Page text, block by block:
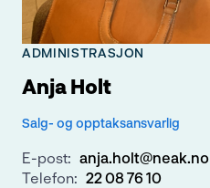
ADMINISTRASJON
Anja Holt
Salg- og opptaksansvarlig
E-post: anja.holt@neak.no
Telefon: 22 08 76 10